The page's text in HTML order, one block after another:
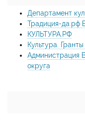
Департамент
Традиция-да.рф
КУЛЬТУРА.РФ
Культура.
Администрация
округа